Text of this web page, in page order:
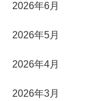
2026年6月
2026年5月
2026年4月
2026年3月